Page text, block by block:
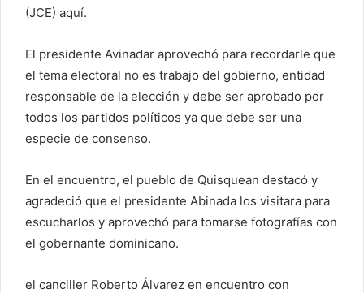
(JCE) aquí.
El presidente Avinadar aprovechó para recordarle que
el tema electoral no es trabajo del gobierno, entidad
responsable de la elección y debe ser aprobado por
todos los partidos políticos ya que debe ser una
especie de consenso.
En el encuentro, el pueblo de Quisquean destacó y
agradeció que el presidente Abinada los visitara para
escucharlos y aprovechó para tomarse fotografías con
el gobernante dominicano.
el canciller Roberto Álvarez en encuentro con